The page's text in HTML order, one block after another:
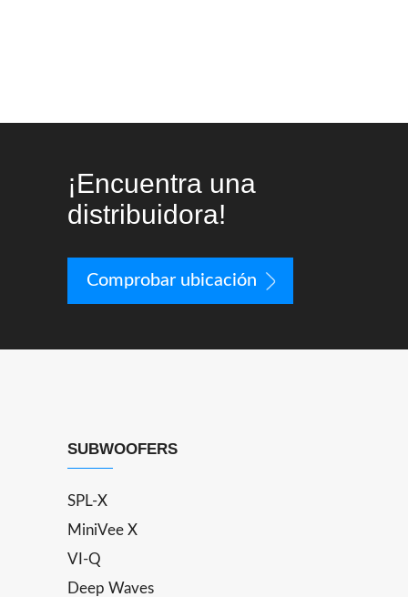
¡Encuentra una
distribuidora!
Comprobar ubicación
SUBWOOFERS
SPL-X
MiniVee X
VI-Q
Deep Waves